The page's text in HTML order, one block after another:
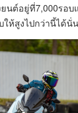
นต์อยู่ที่7,000รอบ
ให้สูงไปกว่านี้ได้นั่